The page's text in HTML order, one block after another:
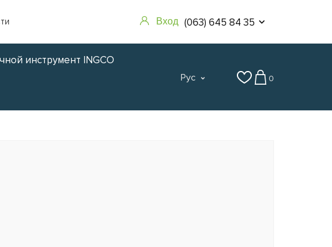
Вход (063) 645 84 35
инструмент INGCO
Рус 0